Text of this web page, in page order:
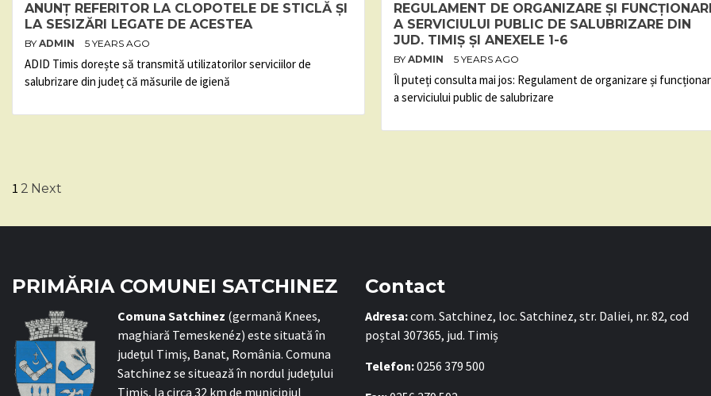
ANUNȚ REFERITOR LA CLOPOTELE DE STICLĂ ȘI
LA SESIZĂRI LEGATE DE ACESTEA
BY ADMIN 5 YEARS AGO
ADID Timis dorește să transmită utilizatorilor serviciilor de
salubrizare din județ că măsurile de igienă
REGULAMENT DE ORGANIZARE ȘI
A SERVICIULUI PUBLIC DE SALUBRIZARE DIN
JUD. TIMIȘ ȘI ANEXELE 1-6
BY ADMIN 5 YEARS AGO
Îl puteți consulta mai jos: Regulament de organizare și
a serviciului public de salubrizare
Posts
pagination
1 2 Next
PRIMĂRIA COMUNEI SATCHINEZ
Comuna Satchinez (germană Knees,
maghiară Temeskenéz) este situată în
județul Timiș, Banat, România. Comuna
Satchinez se situează în nordul județului
Timiș, la circa 32 km de municipiul
Contact
Adresa:com. Satchinez, loc. Satchinez, str. Daliei, nr. 82, cod
poștal 307365, jud. Timiș
Telefon:0256 379 500